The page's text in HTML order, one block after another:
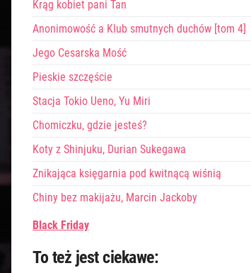
Krąg kobiet pani Tan
Anonimowość a Klub smutnych duchów [tom 4]
Jego Cesarska Mość
Pieskie szczęście
Stacja Tokio Ueno, Yu Miri
Chomiczku, gdzie jesteś?
Koty z Shinjuku, Durian Sukegawa
Znikająca księgarnia pod kwitnącą wiśnią
Chiny bez makijażu, Marcin Jackoby
Black Friday
To też jest ciekawe: